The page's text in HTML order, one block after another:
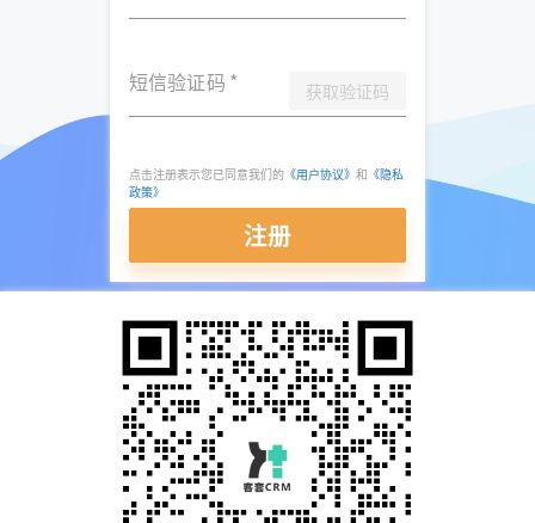
短信验证码 * 获取验证码
点击注册表示您已同意我们的 《用户协议》 和 《隐私
政策》
注册